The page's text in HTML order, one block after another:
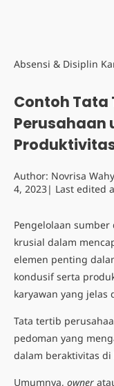
Absensi & Disiplin
Contoh Tata
Perusahaan
Author: Novrisa
4, 2023| Last edited
Pengelolaan
krusial dalam
elemen penting
kondusif serta
karyawan yang jelas
Tata tertib
pedoman yang
dalam beraktivitas
Umumnya, owner